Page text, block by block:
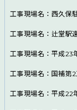
工事現場名：西久保
工事現場名：辻堂駅
工事現場名：平成23
工事現場名：国補第
工事現場名：平成22